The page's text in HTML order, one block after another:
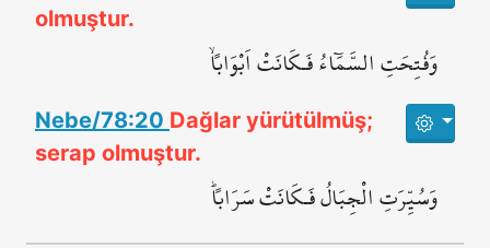
olmuştur.
وَفُتِحَتِ السَّمَٓاءُ فَـكَانَتْ اَبْوَاباًۙ
Nebe/78:20 Dağlar yürütülmüş;
serap olmuştur.
وَسُيِّرَتِ الْجِبَالُ فَـكَانَتْ سَرَاباًۜ